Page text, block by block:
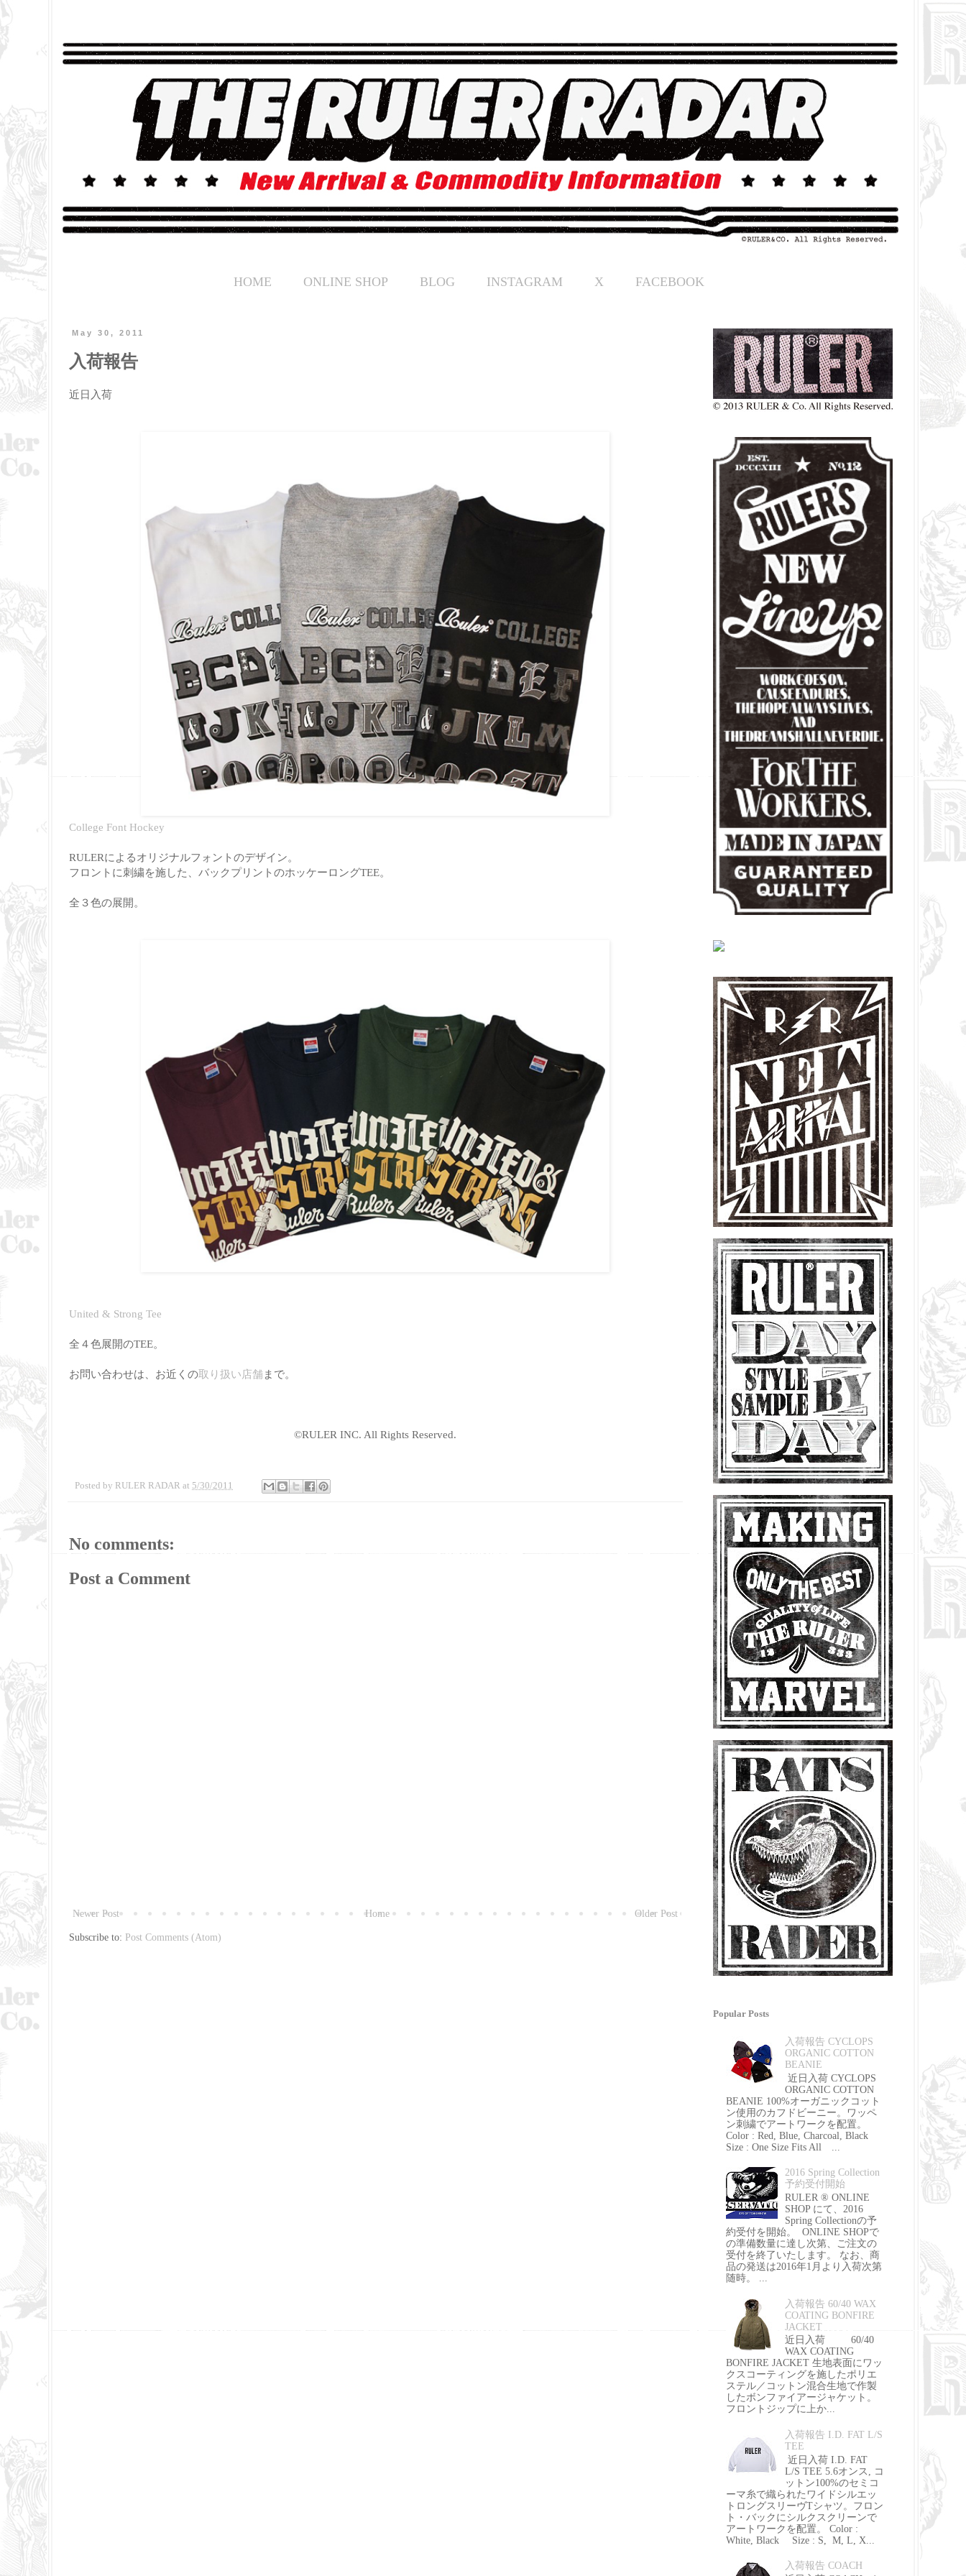
HOME ONLINE SHOP BLOG INSTAGRAM X FACEBOOK
May 30, 2011
入荷報告
近日入荷
College Font Hockey
RULERによるオリジナルフォントのデザイン。
フロントに刺繍を施した、バックプリントのホッケーロングTEE。
全３色の展開。
United & Strong Tee
全４色展開のTEE。
お問い合わせは、お近くの取り扱い店舗 まで。
©RULER INC. All Rights Reserved.
Posted by RULER RADAR at 5/30/2011
No comments:
Post a Comment
Newer Post Older Post
Home
Subscribe to: Post Comments (Atom)
Popular Posts
入荷報告 CYCLOPS
ORGANIC COTTON
BEANIE
近日入荷 CYCLOPS
ORGANIC COTTON
BEANIE 100%オーガニックコット
ン使用のカフドビーニー。ワッペ
ン刺繍でアートワークを配置。
Color : Red, Blue, Charcoal, Black
Size : One Size Fits All ...
2016 Spring Collection
予約受付開始
RULER ® ONLINE
SHOP にて、2016
Spring Collectionの予
約受付を開始。 ONLINE SHOPで
の準備数量に達し次第、ご注文の
受付を終了いたします。 なお、商
品の発送は2016年1月より入荷次第
随時。 ...
入荷報告 60/40 WAX
COATING BONFIRE
JACKET
近日入荷 60/40
WAX COATING
BONFIRE JACKET 生地表面にワッ
クスコーティングを施したポリエ
ステル／コットン混合生地で作製
したボンファイアージャケット。
フロントジップに上か...
入荷報告 I.D. FAT L/S
TEE
近日入荷 I.D. FAT
L/S TEE 5.6オンス, コ
ットン100%のセミコ
ーマ糸で織られたワイドシルエッ
トロングスリーヴTシャツ。フロン
ト・バックにシルクスクリーンで
アートワークを配置。 Color :
White, Black Size : S, M, L, X...
入荷報告 COACH